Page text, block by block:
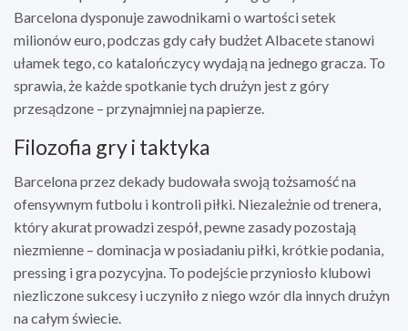
Barcelona dysponuje zawodnikami o wartości setek
milionów euro, podczas gdy cały budżet Albacete stanowi
ułamek tego, co katalończycy wydają na jednego gracza. To
sprawia, że każde spotkanie tych drużyn jest z góry
przesądzone – przynajmniej na papierze.
Filozofia gry i taktyka
Barcelona przez dekady budowała swoją tożsamość na
ofensywnym futbolu i kontroli piłki. Niezależnie od trenera,
który akurat prowadzi zespół, pewne zasady pozostają
niezmienne – dominacja w posiadaniu piłki, krótkie podania,
pressing i gra pozycyjna. To podejście przyniosło klubowi
niezliczone sukcesy i uczyniło z niego wzór dla innych drużyn
na całym świecie.